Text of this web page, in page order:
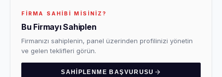
FIRMA SAHIBI MISINIZ?
Bu Firmayı Sahiplen
Firmanızı sahiplenin, panel üzerinden profilinizi yönetin
ve gelen teklifleri görün.
SAHIPLENME BAŞVURUSU